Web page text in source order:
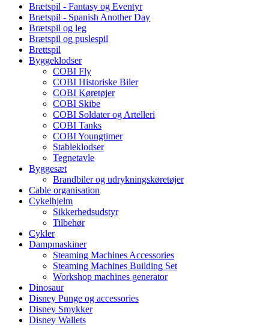
Brætspil - Fantasy og Eventyr
Brætspil - Spanish Another Day
Brætspil og leg
Brætspil og puslespil
Brettspil
Byggeklodser
COBI Fly
COBI Historiske Biler
COBI Køretøjer
COBI Skibe
COBI Soldater og Artelleri
COBI Tanks
COBI Youngtimer
Stableklodser
Tegnetavle
Byggesæt
Brandbiler og udrykningskøretøjer
Cable organisation
Cykelhjelm
Sikkerhedsudstyr
Tilbehør
Cykler
Dampmaskiner
Steaming Machines Accessories
Steaming Machines Building Set
Workshop machines generator
Dinosaur
Disney Punge og accessories
Disney Smykker
Disney Wallets